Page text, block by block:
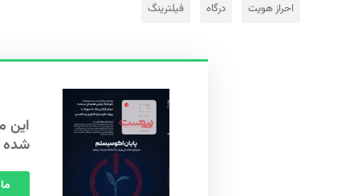
احراز هویت درگاه فیلترینگ